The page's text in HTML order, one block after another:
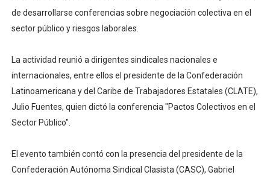
de desarrollarse conferencias sobre negociación colectiva en el
sector público y riesgos laborales.
La actividad reunió a dirigentes sindicales nacionales e
internacionales, entre ellos el presidente de la Confederación
Latinoamericana y del Caribe de Trabajadores Estatales (CLATE),
Julio Fuentes, quien dictó la conferencia "Pactos Colectivos en el
Sector Público".
El evento también contó con la presencia del presidente de la
Confederación Autónoma Sindical Clasista (CASC), Gabriel